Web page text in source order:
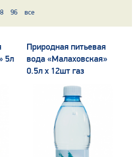
96 все
5л
Природная питьевая
вода «Малаховская»
0.5л х 12шт газ